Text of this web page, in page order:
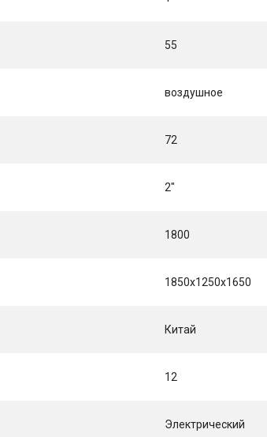
55
воздушное
72
2"
1800
1850x1250x1650
Китай
12
Электрический